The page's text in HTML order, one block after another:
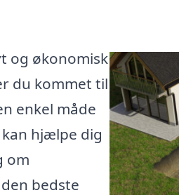
og økonomisk
du kommet til
enkel måde
hjælpe dig
om
bedste